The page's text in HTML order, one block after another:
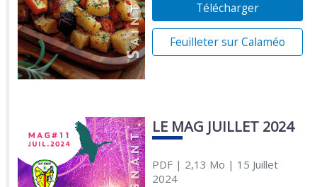
Télécharger
Feuilleter sur Calaméo
LE MAG JUILLET 2024
PDF| 2,13 Mo | 15 Juillet
2024